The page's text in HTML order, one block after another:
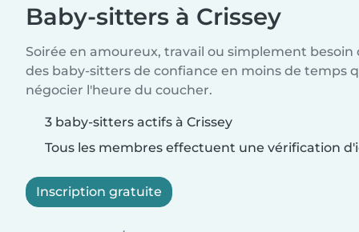
Baby-sitters à Crissey
Soirée en amoureux, travail ou simplement besoin
des baby-sitters de confiance en moins de temps
négocier l'heure du coucher.
3 baby-sitters actifs à Crissey
Tous les membres effectuent une vérification
Inscription gratuite